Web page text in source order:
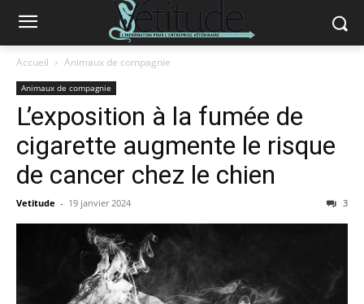
Accueil Animaux de compagnie
Animaux de compagnie
L’exposition à la fumée de
cigarette augmente le risque
de cancer chez le chien
Vetitude - 19 janvier 2024 3